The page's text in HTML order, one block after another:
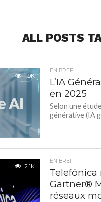
ALL POSTS
1.9K
EN BREF
L’IA
en 2025
Selon une
générative (IA
2.1K
EN BREF
Telefónica
Gartner®
réseaux